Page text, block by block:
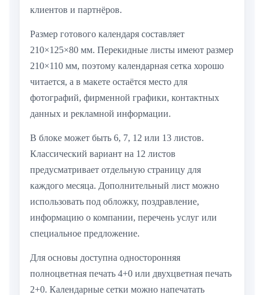
клиентов и партнёров.
Размер готового календаря составляет
210×125×80 мм. Перекидные листы имеют размер
210×110 мм, поэтому календарная сетка хорошо
читается, а в макете остаётся место для
фотографий, фирменной графики, контактных
данных и рекламной информации.
В блоке может быть 6, 7, 12 или 13 листов.
Классический вариант на 12 листов
предусматривает отдельную страницу для
каждого месяца. Дополнительный лист можно
использовать под обложку, поздравление,
информацию о компании, перечень услуг или
специальное предложение.
Для основы доступна односторонняя
полноцветная печать 4+0 или двухцветная печать
2+0. Календарные сетки можно напечатать